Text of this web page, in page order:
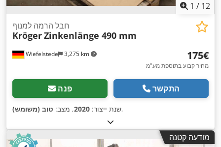
1 / 12
Wiefelstede 3,275 km
חבל הרמה למנוף
KrögerZinkenlänge 490 mm
‏175 ‏€
מחיר קבוע בתוספת מע"מ
פנה התקשר
שנת ייצור: 2020, מצב: טוב (משומש) ,
מודעה קטנה